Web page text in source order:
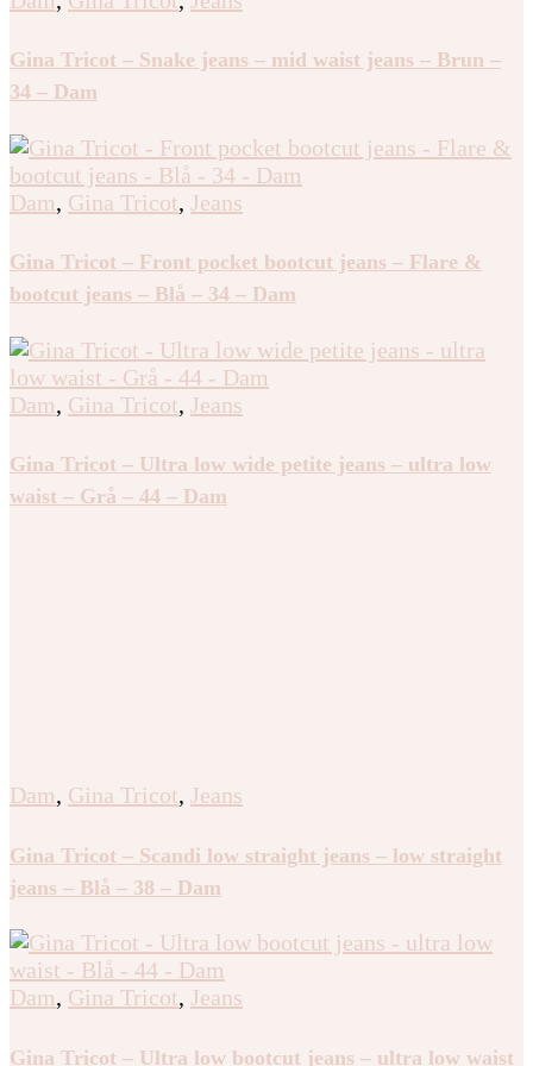
Gina Tricot – Snake jeans – mid waist jeans – Brun –
34 – Dam
Dam, Gina Tricot, Jeans
Gina Tricot – Front pocket bootcut jeans – Flare &
bootcut jeans – Blå – 34 – Dam
Dam, Gina Tricot, Jeans
Gina Tricot – Ultra low wide petite jeans – ultra low
waist – Grå – 44 – Dam
Dam, Gina Tricot, Jeans
Gina Tricot – Scandi low straight jeans – low straight
jeans – Blå – 38 – Dam
Dam, Gina Tricot, Jeans
Gina Tricot – Ultra low bootcut jeans – ultra low waist